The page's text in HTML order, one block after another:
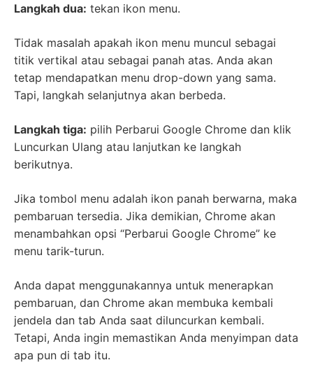
Langkah dua: tekan ikon menu.
Tidak masalah apakah ikon menu muncul sebagai
titik vertikal atau sebagai panah atas. Anda akan
tetap mendapatkan menu drop-down yang sama.
Tapi, langkah selanjutnya akan berbeda.
Langkah tiga: pilih Perbarui Google Chrome dan klik
Luncurkan Ulang atau lanjutkan ke langkah
berikutnya.
Jika tombol menu adalah ikon panah berwarna, maka
pembaruan tersedia. Jika demikian, Chrome akan
menambahkan opsi “Perbarui Google Chrome” ke
menu tarik-turun.
Anda dapat menggunakannya untuk menerapkan
pembaruan, dan Chrome akan membuka kembali
jendela dan tab Anda saat diluncurkan kembali.
Tetapi, Anda ingin memastikan Anda menyimpan data
apa pun di tab itu.